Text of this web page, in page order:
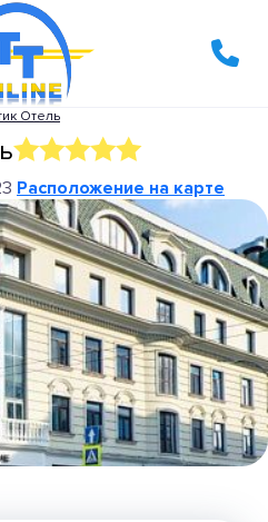
Отель
Расположение на карте